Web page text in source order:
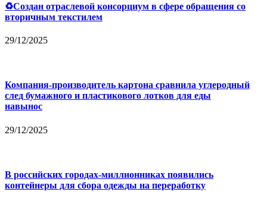
♻Создан отраслевой консорциум в сфере обращения со
вторичным текстилем
29/12/2025
Компания-производитель картона сравнила углеродный
след бумажного и пластикового лотков для еды
навынос
29/12/2025
В российских городах-миллионниках появились
контейнеры для сбора одежды на переработку